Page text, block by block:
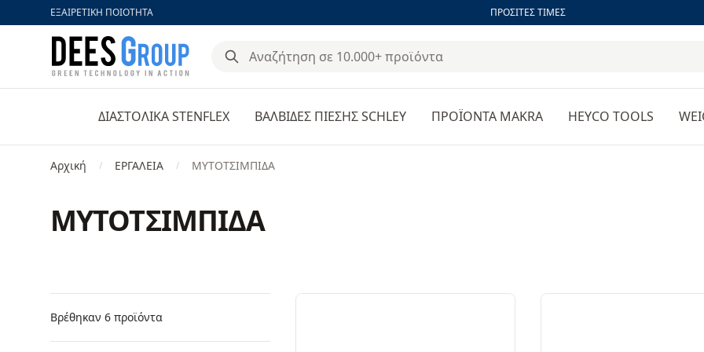
ΕΞΑΙΡΕΤΙΚΗ ΠΟΙΟΤΗΤΑ ΠΡΟΣΙΤΕΣ ΤΙΜΕΣ
DeesGroup
ΔΙΑΣΤΟΛΙΚΑ STENFLEX ΒΑΛΒΙΔΕΣ ΠΙΕΣΗΣ SCHLEY ΠΡΟΪΟΝΤΑ MAKRA HEYCO TOOLS
Αρχική / ΕΡΓΑΛΕΙΑ / ΜΥΤΟΤΣΙΜΠΙΔΑ
ΜΥΤΟΤΣΙΜΠΙΔΑ
Βρέθηκαν 6 προϊόντα
Products